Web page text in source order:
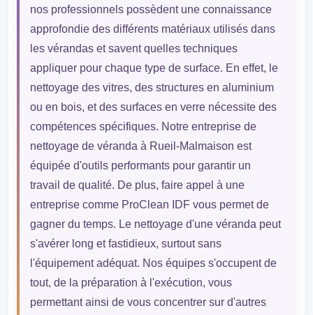
nos professionnels possèdent une connaissance
approfondie des différents matériaux utilisés dans
les vérandas et savent quelles techniques
appliquer pour chaque type de surface. En effet, le
nettoyage des vitres, des structures en aluminium
ou en bois, et des surfaces en verre nécessite des
compétences spécifiques. Notre entreprise de
nettoyage de véranda à Rueil-Malmaison est
équipée d'outils performants pour garantir un
travail de qualité. De plus, faire appel à une
entreprise comme ProClean IDF vous permet de
gagner du temps. Le nettoyage d'une véranda peut
s'avérer long et fastidieux, surtout sans
l'équipement adéquat. Nos équipes s'occupent de
tout, de la préparation à l'exécution, vous
permettant ainsi de vous concentrer sur d'autres